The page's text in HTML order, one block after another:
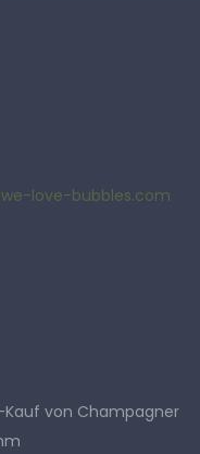
wider: Champagner mit
love-bubbles.com
von Champagner